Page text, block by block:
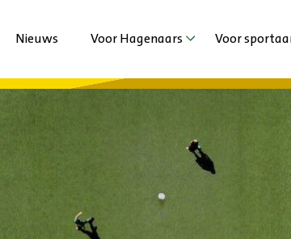
Nieuws Voor Hagenaars
Sporten met beperking
Jeugd en Jongeren
Volwassenen en Senioren
Haagse Sportzomer
Voor
Extra